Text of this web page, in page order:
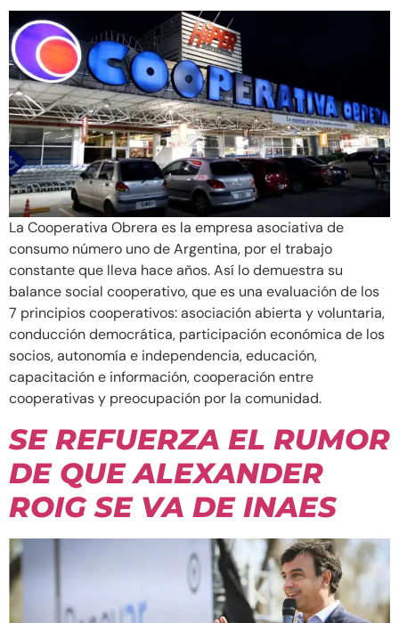
La Cooperativa Obrera es la empresa asociativa de
consumo número uno de Argentina, por el trabajo
constante que lleva hace años. Así lo demuestra su
balance social cooperativo, que es una evaluación de los
7 principios cooperativos: asociación abierta y voluntaria,
conducción democrática, participación económica de los
socios, autonomía e independencia, educación,
capacitación e información, cooperación entre
cooperativas y preocupación por la comunidad.
SE REFUERZA EL RUMOR
DE QUE ALEXANDER
ROIG SE VA DE INAES